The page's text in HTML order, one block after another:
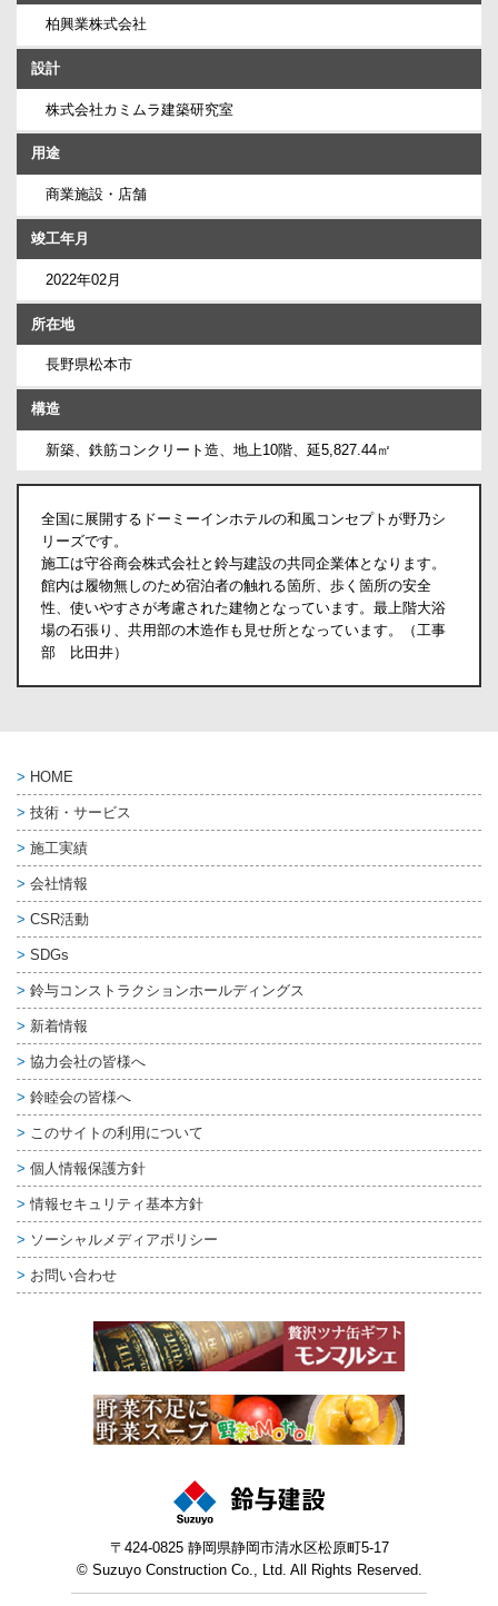
柏興業株式会社
設計
株式会社カミムラ建築研究室
用途
商業施設・店舗
竣工年月
2022年02月
所在地
長野県松本市
構造
新築、鉄筋コンクリート造、地上10階、延5,827.44㎡
全国に展開するドーミーインホテルの和風コンセプトが野乃シ
リーズです。
施工は守谷商会株式会社と鈴与建設の共同企業体となります。
館内は履物無しのため宿泊者の触れる箇所、歩く箇所の安全
性、使いやすさが考慮された建物となっています。最上階大浴
場の石張り、共用部の木造作も見せ所となっています。（工事
部 比田井）
HOME
技術・サービス
施工実績
会社情報
CSR活動
SDGs
鈴与コンストラクションホールディングス
新着情報
協力会社の皆様へ
鈴睦会の皆様へ
このサイトの利用について
個人情報保護方針
情報セキュリティ基本方針
ソーシャルメディアポリシー
お問い合わせ
〒424-0825 静岡県静岡市清水区松原町5-17
© Suzuyo Construction Co., Ltd. All Rights Reserved.